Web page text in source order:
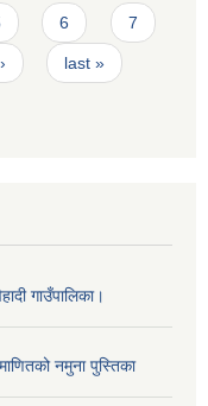
6 7
last »
गाउँपालिका।
नमुना पुस्तिका